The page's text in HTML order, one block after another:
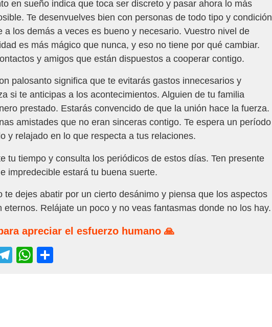
en sueño indica que toca ser discreto y pasar ahora lo más
Te desenvuelves bien con personas de todo tipo y condición
a los demás a veces es bueno y necesario. Vuestro nivel de
es más mágico que nunca, y eso no tiene por qué cambiar.
y amigos que están dispuestos a cooperar contigo.
palosanto significa que te evitarás gastos innecesarios y
si te anticipas a los acontecimientos. Alguien de tu familia
prestado. Estarás convencido de que la unión hace la fuerza.
amistades que no eran sinceras contigo. Te espera un período
y relajado en lo que respecta a tus relaciones.
tu tiempo y consulta los periódicos de estos días. Ten presente
impredecible estará tu buena suerte.
te dejes abatir por un cierto desánimo y piensa que los aspectos
eternos. Relájate un poco y no veas fantasmas donde no los hay.
apreciar el esfuerzo humano 🙏
T
W